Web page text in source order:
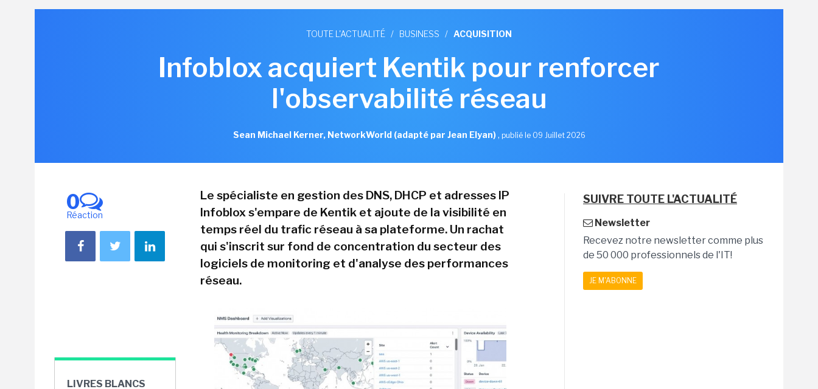
TOUTE L'ACTUALITÉ / BUSINESS / ACQUISITION
Infoblox acquiert Kentik pour renforcer
l'observabilité réseau
Sean Michael Kerner, NetworkWorld (adapté par Jean Elyan), publié le 09 Juillet 2026
0
Réaction
LIVRES BLANCS
Le spécialiste en gestion des DNS, DHCP et adresses IP
Infoblox s'empare de Kentik et ajoute de la visibilité en
temps réel du trafic réseau à sa plateforme. Un rachat
qui s'inscrit sur fond de concentration du secteur des
logiciels de monitoring et d'analyse des performances
réseau.
SUIVRE TOUTE L'ACTUALITÉ
Newsletter
Recevez notre newsletter comme plus
de 50 000 professionnels de l'IT!
JE M'ABONNE